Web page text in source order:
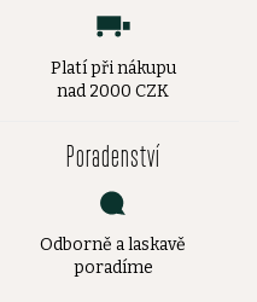
Platí při nákupu
nad 2000 CZK
Poradenství
Odborně a laskavě
poradíme